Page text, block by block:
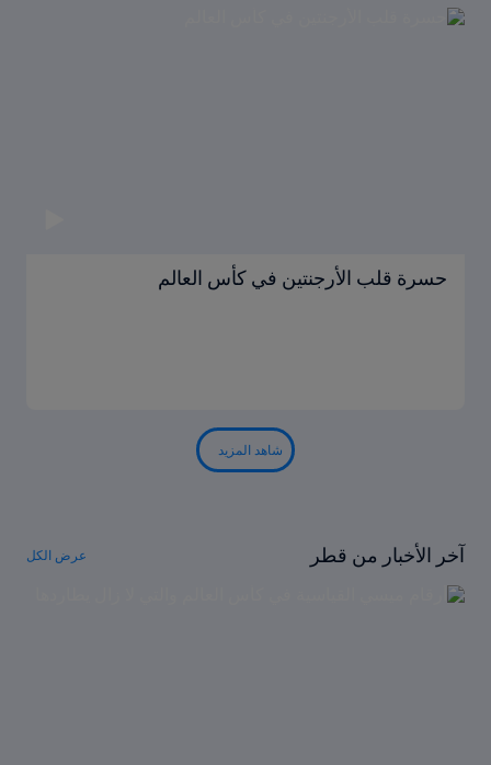
حسرة قلب الأرجنتين في كأس العالم
شاهد المزيد
آخر الأخبار من قطر عرض الكل